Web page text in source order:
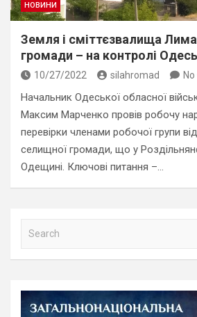
НОВИНИ
Земля і сміттєзвалища
громади – на контролі
10/27/2022 silahromad
Начальник Одеської обласної
Максим Марченко провів робочу
перевірки членами робочої групи
селищної громади, що у
Одещині. Ключові питання –…
a